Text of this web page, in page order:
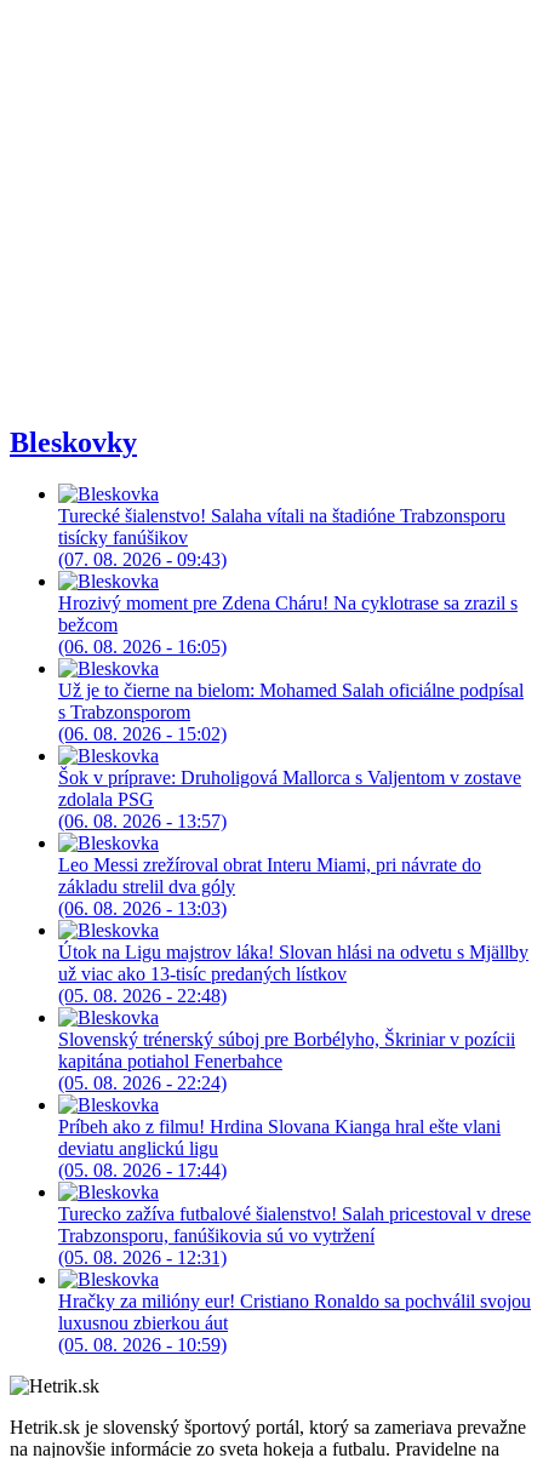
Bleskovky
Turecké šialenstvo! Salaha vítali na štadióne Trabzonsporu
tisícky fanúšikov
(07. 08. 2026 - 09:43)
Hrozivý moment pre Zdena Cháru! Na cyklotrase sa zrazil s
bežcom
(06. 08. 2026 - 16:05)
Už je to čierne na bielom: Mohamed Salah oficiálne podpísal
s Trabzonsporom
(06. 08. 2026 - 15:02)
Šok v príprave: Druholigová Mallorca s Valjentom v zostave
zdolala PSG
(06. 08. 2026 - 13:57)
Leo Messi zrežíroval obrat Interu Miami, pri návrate do
základu strelil dva góly
(06. 08. 2026 - 13:03)
Útok na Ligu majstrov láka! Slovan hlási na odvetu s Mjällby
už viac ako 13-tisíc predaných lístkov
(05. 08. 2026 - 22:48)
Slovenský trénerský súboj pre Borbélyho, Škriniar v pozícii
kapitána potiahol Fenerbahce
(05. 08. 2026 - 22:24)
Príbeh ako z filmu! Hrdina Slovana Kianga hral ešte vlani
deviatu anglickú ligu
(05. 08. 2026 - 17:44)
Turecko zažíva futbalové šialenstvo! Salah pricestoval v drese
Trabzonsporu, fanúšikovia sú vo vytržení
(05. 08. 2026 - 12:31)
Hračky za milióny eur! Cristiano Ronaldo sa pochválil svojou
luxusnou zbierkou áut
(05. 08. 2026 - 10:59)
Hetrik.sk je slovenský športový portál, ktorý sa zameriava prevažne
na najnovšie informácie zo sveta hokeja a futbalu. Pravidelne na